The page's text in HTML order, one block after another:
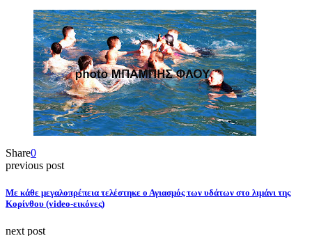
Share0
previous post
Με κάθε μεγαλοπρέπεια τελέστηκε ο Αγιασμός των υδάτων στο λιμάνι της
Κορίνθου (video-εικόνες)
next post